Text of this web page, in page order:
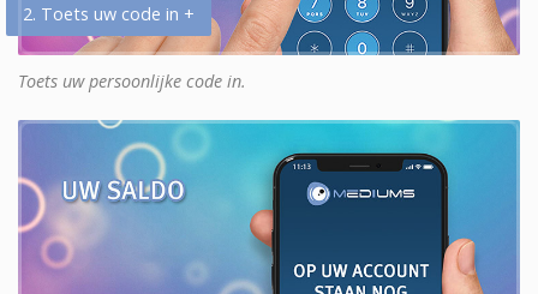
2. Toets uw code in +
Toets uw persoonlijke code in.